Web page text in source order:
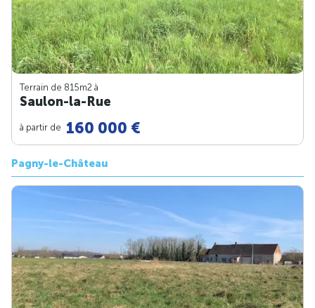
Terrain de 815m2 à
Saulon-la-Rue
à partir de 160 000 €
Pagny-le-Château